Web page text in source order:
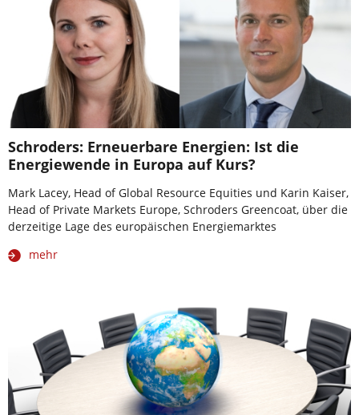
Schroders: Erneuerbare Energien: Ist die
Energiewende in Europa auf Kurs?
Mark Lacey, Head of Global Resource Equities und Karin Kaiser,
Head of Private Markets Europe, Schroders Greencoat, über die
derzeitige Lage des europäischen Energiemarktes
mehr